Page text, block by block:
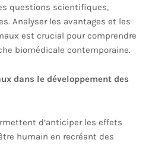
questions scientifiques,
Analyser les avantages et les
est crucial pour comprendre
biomédicale contemporaine.
dans le développement des
d’anticiper les effets
humain en recréant des